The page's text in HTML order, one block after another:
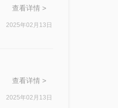
查看详情 >
2025年02月13日
查看详情 >
2025年02月13日